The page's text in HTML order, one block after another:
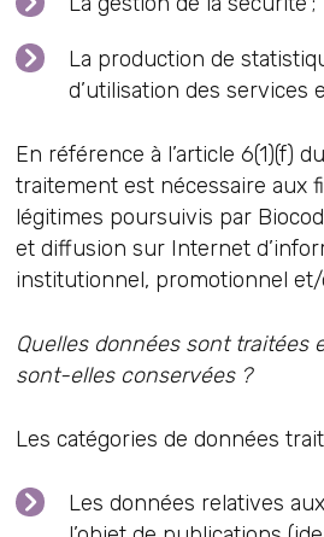
La production de
d’utilisation des services
En référence à l’article 6(1)(f)
traitement est nécessaire aux
légitimes poursuivis par
et diffusion sur Internet
institutionnel, promotionnel
Quelles données sont traitées
sont-elles conservées ?
Les catégories de données
Les données relatives